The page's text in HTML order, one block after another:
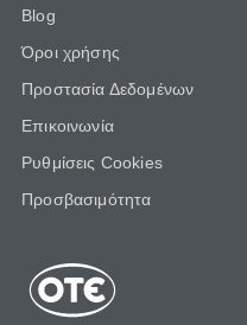
Blog
Όροι χρήσης
Προστασία Δεδομένων
Επικοινωνία
Ρυθμίσεις Cookies
Προσβασιμότητα